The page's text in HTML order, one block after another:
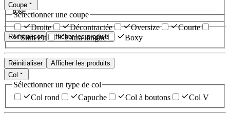
rose
Réinitialiser Afficher les produits
Coupe
Sélectionner une coupe
Droite
Décontractée Oversize
Courte
Slim Fit
Extra longue Boxy
Réinitialiser
Afficher les produits
Col
Sélectionner un type de col
Col rond
Capuche Col à boutons Col V